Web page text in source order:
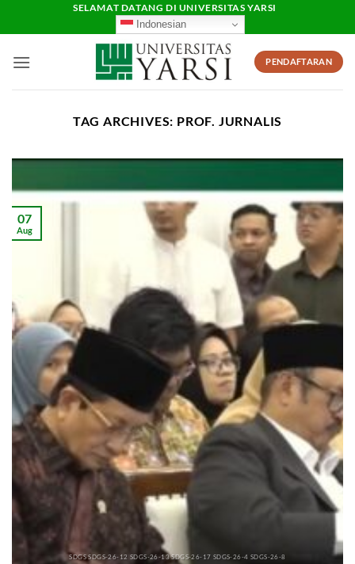
SELAMAT DATANG DI UNIVERSITAS YARSI
Indonesian
PENDAFTARAN
TAG ARCHIVES: PROF. JURNALIS
SDGS SDGS-26-12 SDGS-26-13 SDGS-26-17 SDGS-26-4 SDGS-26-8
07
Aug